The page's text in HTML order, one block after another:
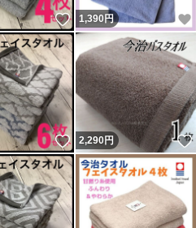
いいね！
1,390 円
いいね！
2,290円